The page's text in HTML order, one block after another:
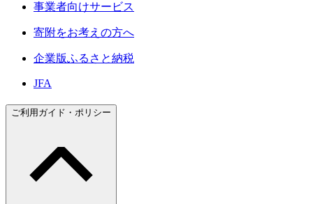
事業者向けサービス
寄附をお考えの方へ
企業版ふるさと納税
JFA
ご利用ガイド・ポリシー